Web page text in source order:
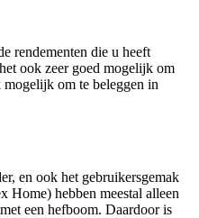
rendementen die u heeft
ook zeer goed mogelijk om
om te beleggen in
en ook het gebruikersgemak
Home) hebben meestal alleen
een hefboom. Daardoor is